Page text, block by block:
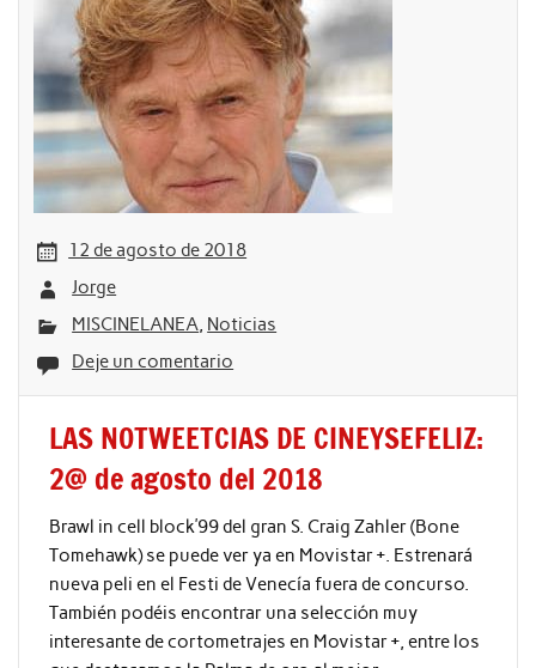
12 de agosto de 2018
Jorge
MISCINELANEA, Noticias
Deje un comentario
LAS NOTWEETCIAS DE CINEYSEFELIZ:
2@ de agosto del 2018
Brawl in cell block’99 del gran S. Craig Zahler (Bone
Tomehawk) se puede ver ya en Movistar +. Estrenará
nueva peli en el Festi de Venecía fuera de concurso.
También podéis encontrar una selección muy
interesante de cortometrajes en Movistar +, entre los